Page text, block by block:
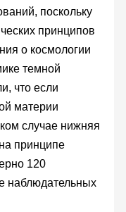
поскольку
принципов
о космологии
темной
что если
материи
случае нижняя
принципе
120
наблюдательных